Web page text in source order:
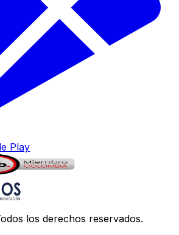
Play
los derechos reservados.